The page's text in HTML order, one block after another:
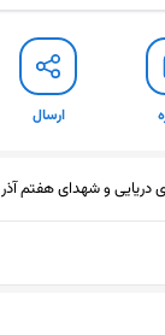
ارسال
دریایی و شهدای هفتم آذر